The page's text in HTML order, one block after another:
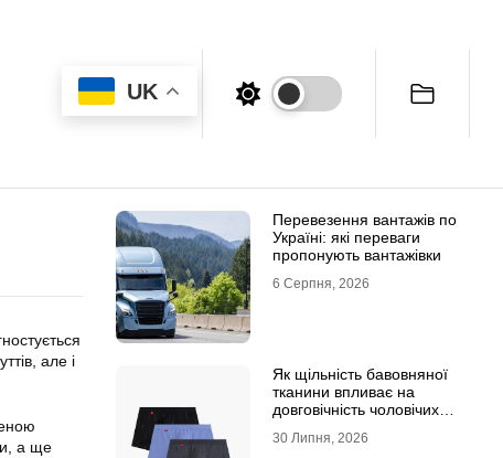
UK
але і
а ще
Перевезення вантажів по
Україні: які переваги
пропонують вантажівки
6 Серпня, 2026
Як щільність бавовняної
тканини впливає на
довговічність чоловічих
30 Липня, 2026